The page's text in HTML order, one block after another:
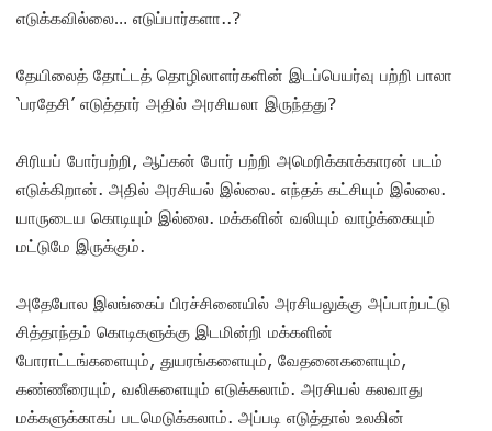
எடுக்கவில்லை… எடுப்பார்களா..?
தேயிலைத் தோட்டத் தொழிலாளர்களின் இடப்பெயர்வு பற்றி பாலா
‘பரதேசி’ எடுத்தார் அதில் அரசியலா இருந்தது?
சிரியப் போர்பற்றி, ஆப்கன் போர் பற்றி அமெரிக்காக்காரன் படம்
எடுக்கிறான். அதில் அரசியல் இல்லை. எந்தக் கட்சியும் இல்லை.
யாருடைய கொடியும் இல்லை. மக்களின் வலியும் வாழ்க்கையும்
மட்டுமே இருக்கும்.
அதேபோல இலங்கைப் பிரச்சினையில் அரசியலுக்கு அப்பாற்பட்டு
சித்தாந்தம் கொடிகளுக்கு இடமின்றி மக்களின்
போராட்டங்களையும், துயரங்களையும், வேதனைகளையும்,
கண்ணீரையும், வலிகளையும் எடுக்கலாம். அரசியல் கலவாது
மக்களுக்காகப் படமெடுக்கலாம். அப்படி எடுத்தால் உலகின்